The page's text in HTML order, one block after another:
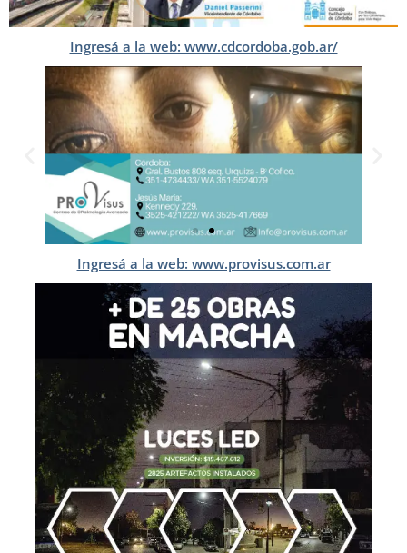
Ingresá a la web: www.cdcordoba.gob.ar/
Ingresá a la web: www.provisus.com.ar